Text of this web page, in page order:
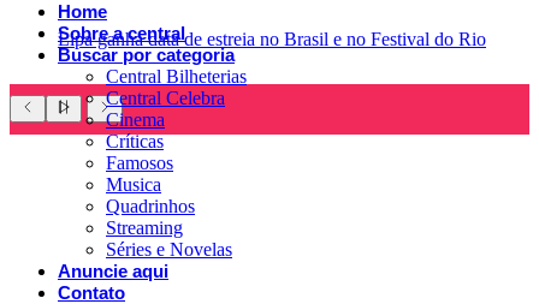
Lipa ganha data de estreia no Brasil e no Festival do Rio
Home
Sobre a central
Buscar por categoria
Central Bilheterias
Central Celebra
Cinema
Críticas
Famosos
Musica
Quadrinhos
Streaming
Séries e Novelas
Anuncie aqui
Contato